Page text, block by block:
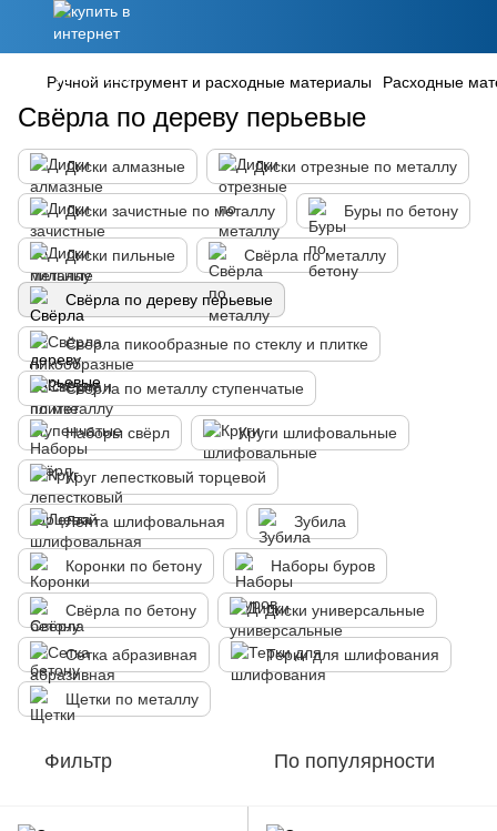
Ручной инструмент и расходные материалы Расходные
Свёрла по дереву перьевые
Диски алмазные Диски отрезные по металлу
Диски зачистные по металлу Буры по бетону
Диски пильные Свёрла по металлу
Свёрла по дереву перьевые
Свёрла пикообразные по стеклу и плитке
Свёрла по металлу ступенчатые
Наборы свёрл Круги шлифовальные
Круг лепестковый торцевой
Лента шлифовальная Зубила
Коронки по бетону Наборы буров
Свёрла по бетону Диски универсальные
Сетка абразивная Терки для шлифования
Щетки по металлу
Фильтр По популярности